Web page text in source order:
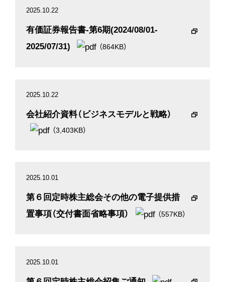
2025.10.22
有価証券報告書-第6期(2024/08/01-
2025/07/31)
（864KB）
2025.10.22
会社紹介資料（ビジネスモデルと戦略）
（3,403KB）
2025.10.01
第６回定時株主総会その他の電子提供措
置事項（交付書面省略事項）
（557KB）
2025.10.01